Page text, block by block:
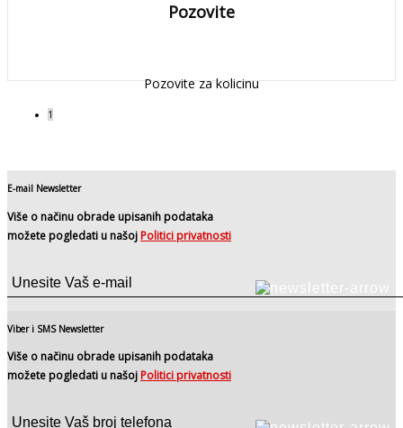
Pozovite
Pozovite za kolicinu
1
E-mail Newsletter
Više o načinu obrade upisanih podataka
možete pogledati u našoj Politici privatnosti
Viber i SMS Newsletter
Više o načinu obrade upisanih podataka
možete pogledati u našoj Politici privatnosti